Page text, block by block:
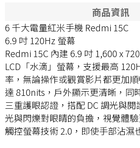
商品資訊
6 千大電量紅米手機 Redmi 15C
6.9 吋 120Hz 螢幕
Redmi 15C 內建 6.9 吋 1,600 x
LCD「水滴」螢幕，支援最高
率，無論操作或觀賞影片都更加
達 810nits，戶外顯示更清晰，同
三重護眼認證，搭配 DC 調光與
光與閃爍對眼睛的負擔，視覺體
觸控螢幕技術 2.0，即使手部沾濕